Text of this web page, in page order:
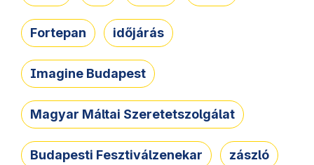
Fortepan időjárás
Imagine Budapest
Magyar Máltai Szeretetszolgálat
Budapesti Fesztiválzenekar zászló